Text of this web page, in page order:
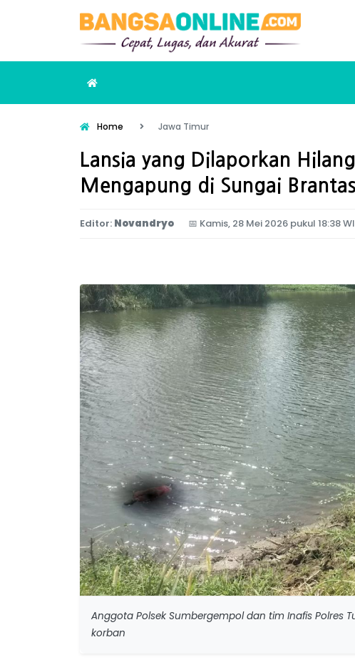
Home Jawa Timur
Lansia yang Dilaporkan
Mengapung di Sungai
Editor: Novandryo 📅 Kamis, 28 Mei 2026 pukul 18:38
Anggota Polsek Sumbergempol dan tim Inafis Polres
korban